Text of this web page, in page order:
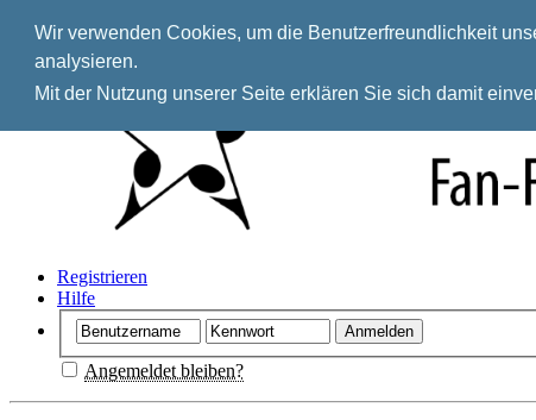
Wir verwenden Cookies, um die Benutzerfreundlichkeit
analysieren.
Mit der Nutzung unserer Seite erklären Sie sich damit
Registrieren
Hilfe
Angemeldet bleiben?